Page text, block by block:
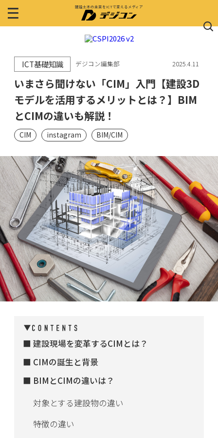
建設土木の未来をICTで変えるメディア
ICT基礎知識 デジコン編集部 2025.4.11
いまさら聞けない「CIM」入門【建設3D
モデルを活用するメリットとは？】BIM
とCIMの違いも解説！
CIM instagram BIM/CIM
建設現場を変革するCIMとは？
CIMの誕生と背景
BIMとCIMの違いは？
対象とする建設物の違い
特徴の違い